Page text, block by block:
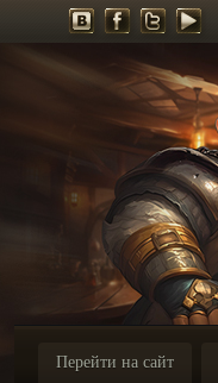
Перейти на сайт